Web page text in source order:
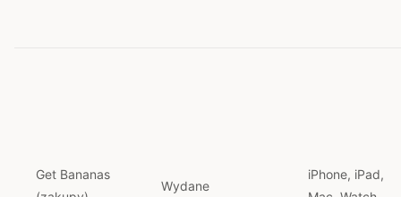
Get Bananas
Wydane
iPhone, iPad,